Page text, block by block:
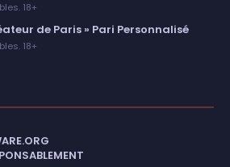
18+
de Paris » Pari Personnalisé
18+